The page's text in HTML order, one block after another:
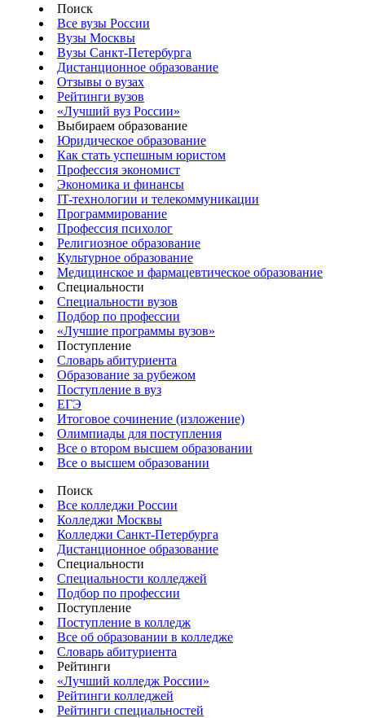
Поиск
Все вузы России
Вузы Москвы
Вузы Санкт-Петербурга
Дистанционное образование
Отзывы о вузах
Рейтинги вузов
«Лучший вуз России»
Выбираем образование
Юридическое образование
Как стать успешным юристом
Профессия экономист
Экономика и финансы
IT-технологии и телекоммуникации
Программирование
Профессия психолог
Религиозное образование
Культурное образование
Медицинское и фармацевтическое образование
Специальности
Специальности вузов
Подбор по профессии
«Лучшие программы вузов»
Поступление
Словарь абитуриента
Образование за рубежом
Поступление в вуз
ЕГЭ
Итоговое сочинение (изложение)
Олимпиады для поступления
Все о втором высшем образовании
Все о высшем образовании
Поиск
Все колледжи России
Колледжи Москвы
Колледжи Санкт-Петербурга
Дистанционное образование
Специальности
Специальности колледжей
Подбор по профессии
Поступление
Поступление в колледж
Все об образовании в колледже
Словарь абитуриента
Рейтинги
«Лучший колледж России»
Рейтинги колледжей
Рейтинги специальностей